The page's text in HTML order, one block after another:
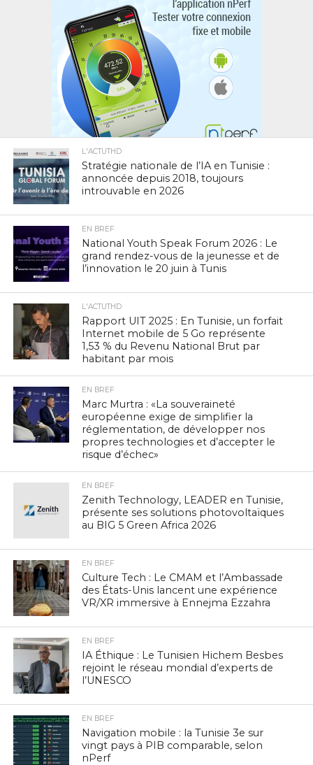
L'ACTUTHD
Stratégie nationale de l’IA en Tunisie :
annoncée depuis 2018, toujours
introuvable en 2026
EN BREF
National Youth Speak Forum 2026 : Le
grand rendez-vous de la jeunesse et de
l’innovation le 20 juin à Tunis
L'ACTUTHD
Rapport UIT 2025 : En Tunisie, un forfait
Internet mobile de 5 Go représente
1,53 % du Revenu National Brut par
habitant par mois
EN BREF
Marc Murtra : «La souveraineté
européenne exige de simplifier la
réglementation, de développer nos
propres technologies et d’accepter le
risque d’échec»
EN BREF
Zenith Technology, LEADER en Tunisie,
présente ses solutions photovoltaïques
au BIG 5 Green Africa 2026
EN BREF
Culture Tech : Le CMAM et l’Ambassade
des États-Unis lancent une expérience
VR/XR immersive à Ennejma Ezzahra
EN BREF
IA Éthique : Le Tunisien Hichem Besbes
rejoint le réseau mondial d’experts de
l’UNESCO
EN BREF
Navigation mobile : la Tunisie 3e sur
vingt pays à PIB comparable, selon
nPerf